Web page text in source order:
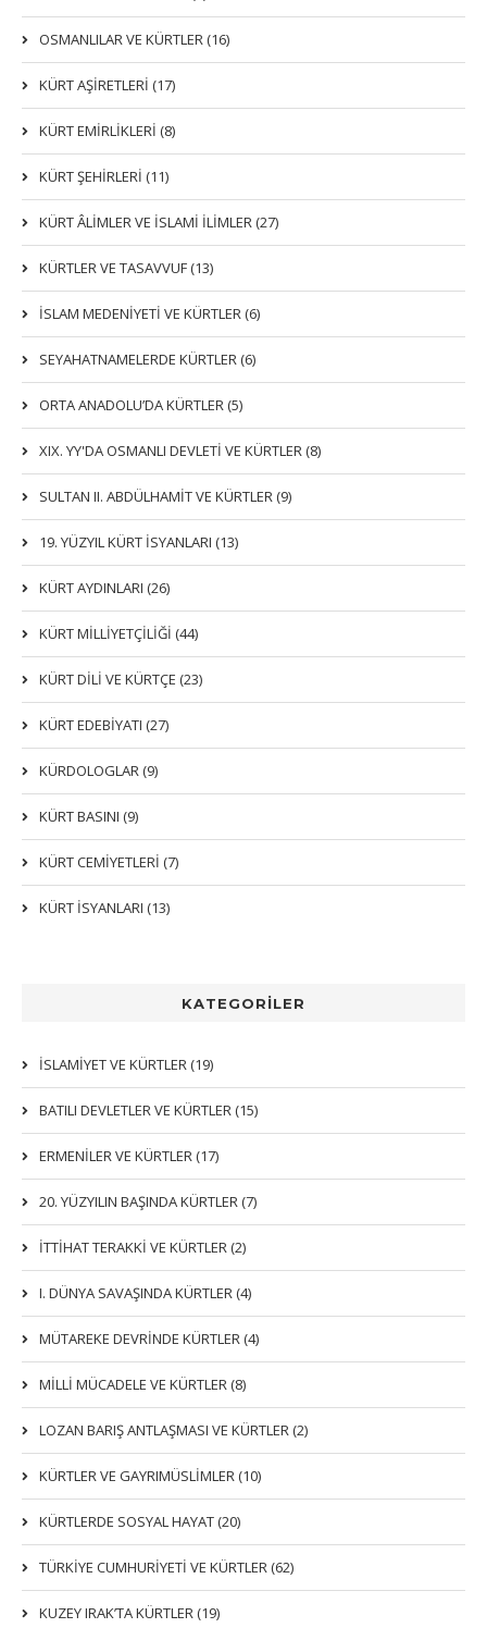
KATEGORİLER
İSLAMIYET VE KÜRTLER (19)
BATILI DEVLETLER VE KÜRTLER (15)
ERMENİLER VE KÜRTLER (17)
20. YÜZYILIN BAŞINDA KÜRTLER (7)
İTTIHAT TERAKKI VE KÜRTLER (2)
I. DÜNYA SAVAŞINDA KÜRTLER (4)
MÜTAREKE DEVRİNDE KÜRTLER (4)
MİLLİ MÜCADELE VE KÜRTLER (8)
LOZAN BARIŞ ANTLAŞMASI VE KÜRTLER (2)
KÜRTLER VE GAYRIMÜSLIMLER (10)
KÜRTLERDE SOSYAL HAYAT (20)
TÜRKİYE CUMHURİYETİ VE KÜRTLER (62)
KUZEY IRAK’TA KÜRTLER (19)
OSMANLILAR VE KÜRTLER (16)
KÜRT AŞİRETLERİ (17)
KÜRT EMİRLİKLERİ (8)
KÜRT ŞEHİRLERİ (11)
KÜRT ÂLİMLER VE İSLAMİ İLİMLER (27)
KÜRTLER VE TASAVVUF (13)
İSLAM MEDENİYETİ VE KÜRTLER (6)
SEYAHATNAMELERDE KÜRTLER (6)
ORTA ANADOLU’DA KÜRTLER (5)
XIX. YY'DA OSMANLI DEVLETI VE KÜRTLER (8)
SULTAN II. ABDÜLHAMİT VE KÜRTLER (9)
19. YÜZYIL KÜRT İSYANLARI (13)
KÜRT AYDINLARI (26)
KÜRT MİLLİYETÇİLİĞİ (44)
KÜRT DİLİ VE KÜRTÇE (23)
KÜRT EDEBİYATI (27)
KÜRDOLOGLAR (9)
KÜRT BASINI (9)
KÜRT CEMİYETLERİ (7)
KÜRT İSYANLARI (13)